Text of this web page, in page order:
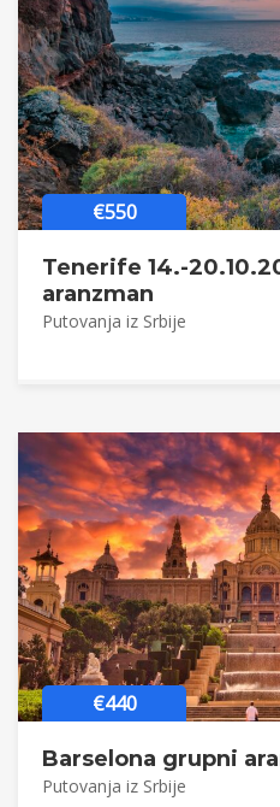
€550
Tenerife 14.-
aranzman
Putovanja iz Srbije
€440
Barselona grupni
Putovanja iz Srbije